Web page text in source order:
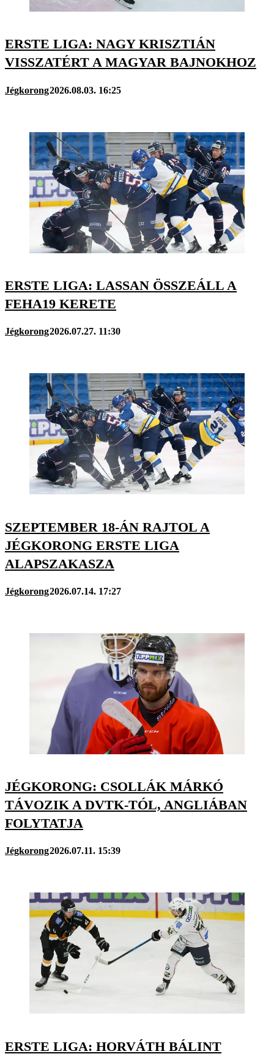
ERSTE LIGA: NAGY KRISZTIÁN
VISSZATÉRT A MAGYAR BAJNOKHOZ
Jégkorong2026.08.03. 16:25
ERSTE LIGA: LASSAN ÖSSZEÁLL A
FEHA19 KERETE
Jégkorong2026.07.27. 11:30
SZEPTEMBER 18-ÁN RAJTOL A
JÉGKORONG ERSTE LIGA
ALAPSZAKASZA
Jégkorong2026.07.14. 17:27
JÉGKORONG: CSOLLÁK MÁRKÓ
TÁVOZIK A DVTK-TÓL, ANGLIÁBAN
FOLYTATJA
Jégkorong2026.07.11. 15:39
ERSTE LIGA: HORVÁTH BÁLINT